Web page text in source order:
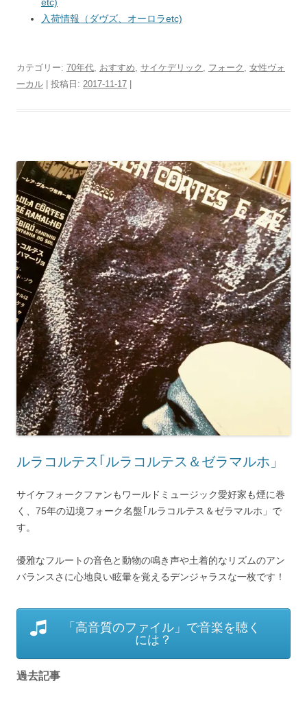
入荷情報（ダヴズ、オーロラetc)
カテゴリー: 70年代 おすすめ サイケデリック フォーク
女性ヴォ
ーカル | 投稿日: 2017-11-17
ルラコルテス｢ルラコルテス＆ゼラマルホ」
サイケフォークファンもワールドミュージック愛好家も煙に巻
く、75年の辺境フォーク名盤｢ルラコルテス＆ゼラマルホ」で
す。
優雅なフルートの音色と動物の鳴き声や土着的なリズムのアン
バランスさに心地良い眩暈を覚えるデンジャラスな一枚です！
「高音質のファイル」で音楽を聴く
には？
過去記事